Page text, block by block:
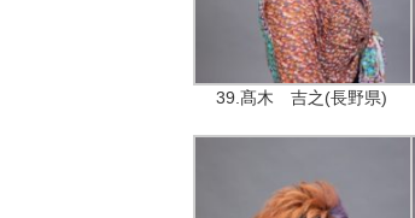
39.髙木 吉之(長野県)